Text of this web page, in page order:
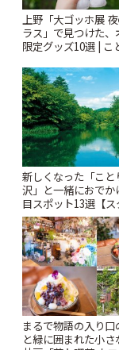
上野「大ゴッホ展
ラス」で見つけた、
限定グッズ10選 | こ
新しくなった「こと
沢」と一緒におでか
目スポット13選【
ー開催中】 | ことり
まるで物語の入り口
と緑に囲まれた小